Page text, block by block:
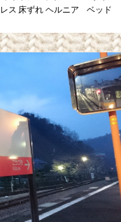
ス 床ずれ ヘルニア ベッド